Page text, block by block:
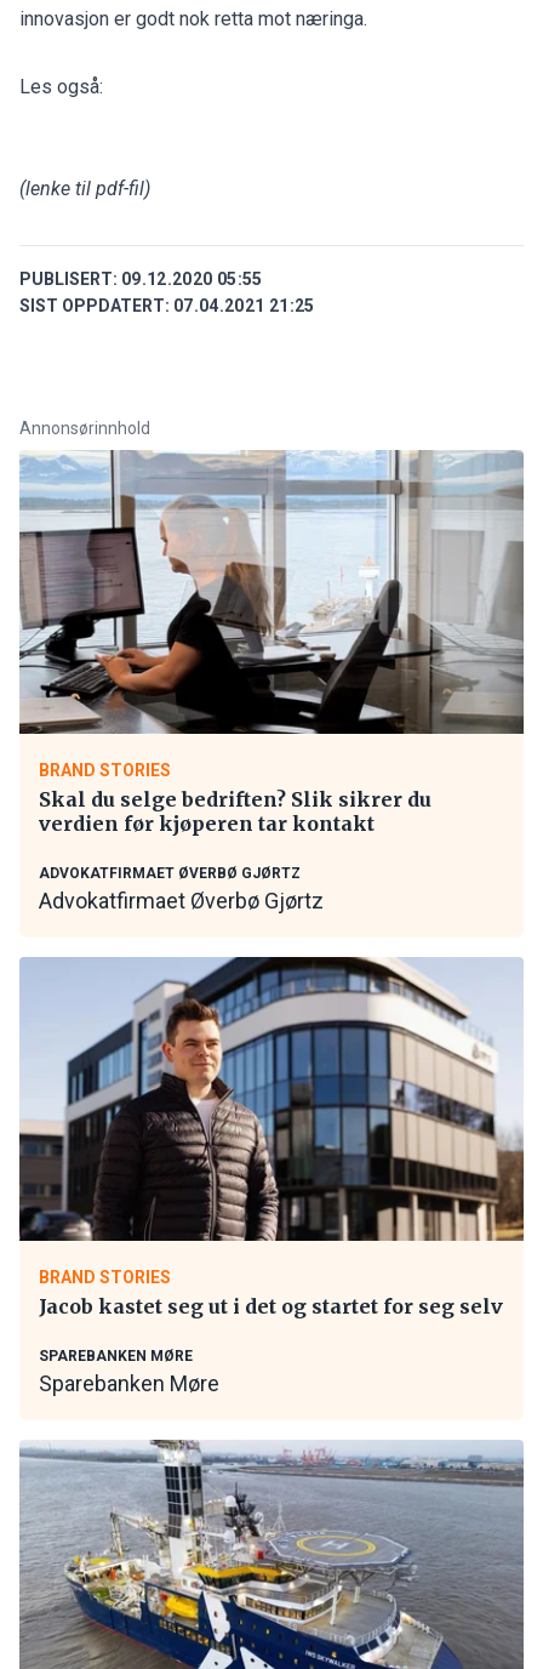
innovasjon er godt nok retta mot næringa.
Les også:
(lenke til pdf-fil)
PUBLISERT: 09.12.2020 05:55
SIST OPPDATERT: 07.04.2021 21:25
Annonsørinnhold
BRAND STORIES
Skal du selge bedriften? Slik sikrer du
verdien før kjøperen tar kontakt
ADVOKATFIRMAET ØVERBØ GJØRTZ
Advokatfirmaet Øverbø Gjørtz
BRAND STORIES
Jacob kastet seg ut i det og startet for seg selv
SPAREBANKEN MØRE
Sparebanken Møre